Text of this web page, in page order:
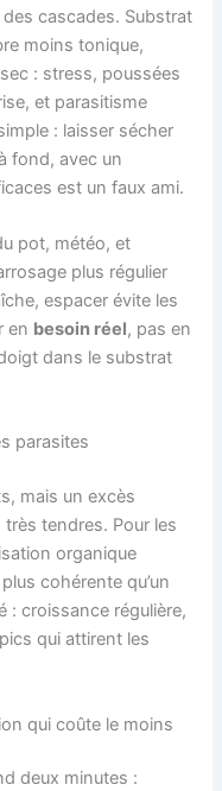
des cascades. Substrat
moins tonique,
: stress, poussées
et parasitisme
: laisser sécher
fond, avec un
est un faux ami.
pot, météo, et
plus régulier
espacer évite les
en besoin réel, pas en
dans le substrat
parasites
mais un excès
tendres. Pour les
organique
cohérente qu’un
: croissance régulière,
qui attirent les
qui coûte le moins
deux minutes :